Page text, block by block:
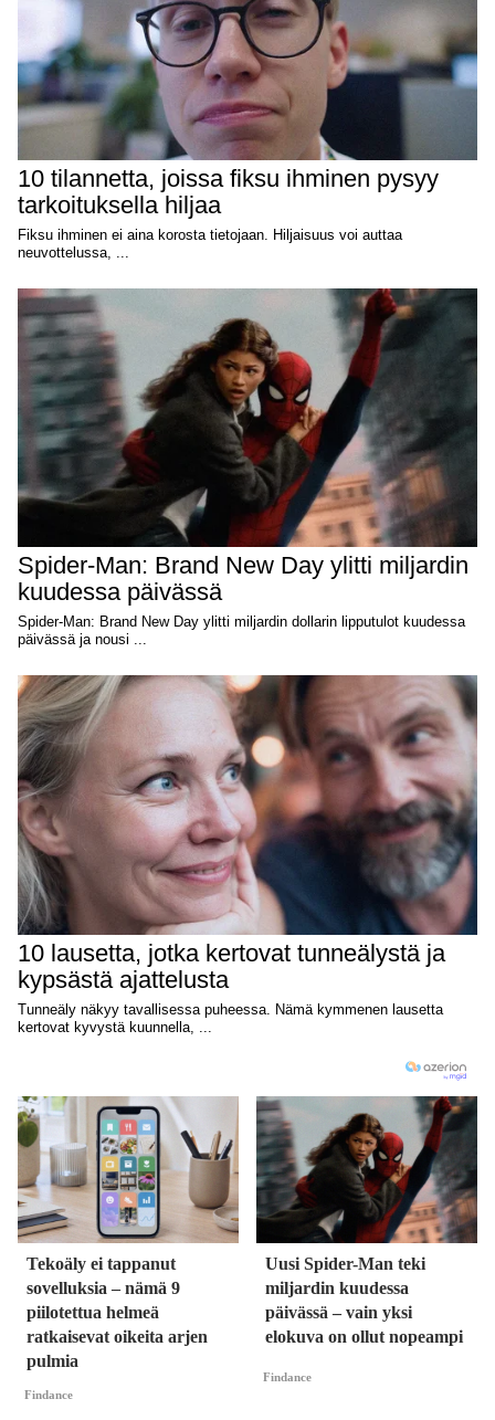
Tekoäly ei tappanut
sovelluksia – nämä 9
piilotettua helmeä
ratkaisevat oikeita arjen
pulmia
Findance
Uusi Spider-Man teki
miljardin kuudessa
päivässä – vain yksi
elokuva on ollut nopeampi
Findance